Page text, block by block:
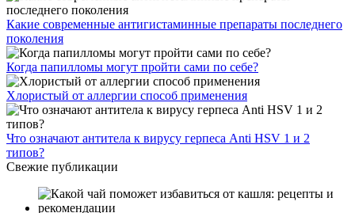
Какие современные антигистаминные препараты последнего
поколения
Когда папилломы могут пройти сами по себе?
Хлористый от аллергии способ применения
Что означают антитела к вирусу герпеса Anti HSV 1 и 2
типов?
Свежие публикации